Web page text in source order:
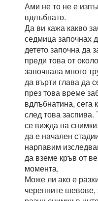
Ами не то не е
вдлъбнато.
Да ви кажа какво
седмица започнах
детето започна да
преди това от
започнала много
да върти глава да
през това време
вдлъбнатина, сега
след това
се вижда на
да е начален
нарпавим
да вземе кръв от
момента.
Може ли ако е
черепните шевове,